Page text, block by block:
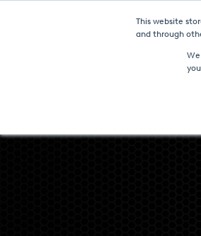
This website
and through